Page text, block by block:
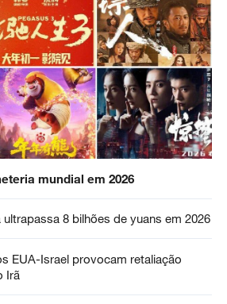
mundial em 2026
ultrapassa 8 bilhões de yuans em 2026
EUA-Israel provocam retaliação
Irã